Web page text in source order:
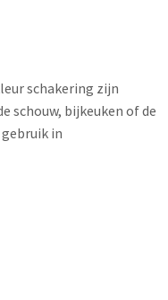
schakering zijn
schouw, bijkeuken of de
in